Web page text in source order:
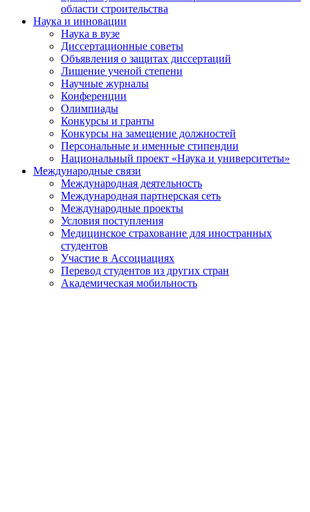
области строительства
Наука и инновации
Наука в вузе
Диссертационные советы
Объявления о защитах диссертаций
Лишение ученой степени
Научные журналы
Конференции
Олимпиады
Конкурсы и гранты
Конкурсы на замещение должностей
Персональные и именные стипендии
Национальный проект «Наука и университеты»
Международные связи
Международная деятельность
Международная партнерская сеть
Международные проекты
Условия поступления
Медицинское страхование для иностранных
студентов
Участие в Ассоциациях
Перевод студентов из других стран
Академическая мобильность